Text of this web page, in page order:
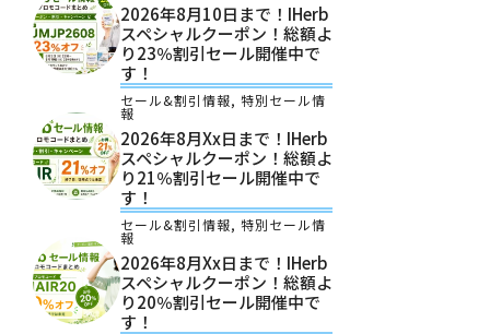
2026年8月10日まで！iHerb
スペシャルクーポン！総額よ
り23％割引セール開催中で
す！
セール&割引情報, 特別セール情
報
2026年8月xx日まで！iHerb
スペシャルクーポン！総額よ
り21％割引セール開催中で
す！
セール&割引情報, 特別セール情
報
2026年8月xx日まで！iHerb
スペシャルクーポン！総額よ
り20％割引セール開催中で
す！